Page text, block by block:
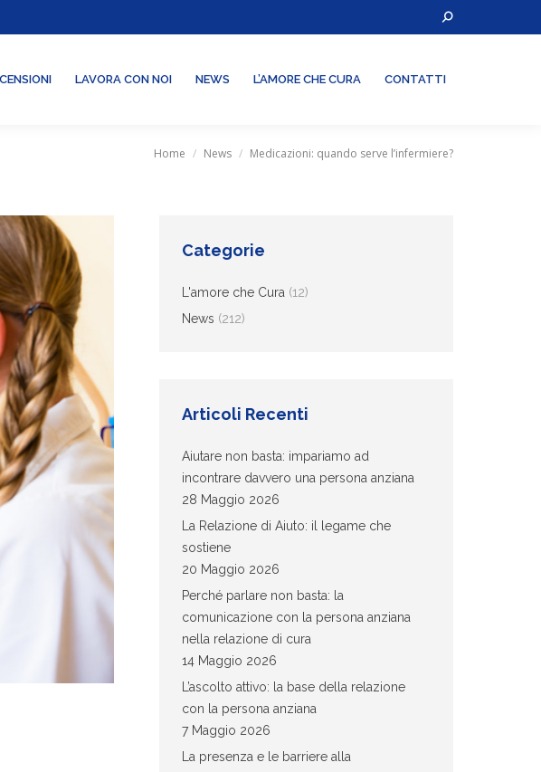
Cerca:
LAVORA CON NOI NEWS L’AMORE CHE CURA CONTATTI
Home News Medicazioni: quando serve l’infermiere?
Categorie
L'amore che Cura (12)
News (212)
Articoli Recenti
Aiutare non basta: impariamo ad
incontrare davvero una persona anziana
28 Maggio 2026
La Relazione di Aiuto: il legame che
sostiene
20 Maggio 2026
Perché parlare non basta: la
comunicazione con la persona anziana
nella relazione di cura
14 Maggio 2026
L’ascolto attivo: la base della relazione
con la persona anziana
7 Maggio 2026
La presenza e le barriere alla
CONTATTI